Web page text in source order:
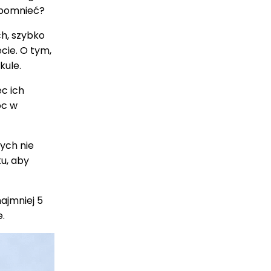
szybko
O tym,
ich
w
nie
aby
5